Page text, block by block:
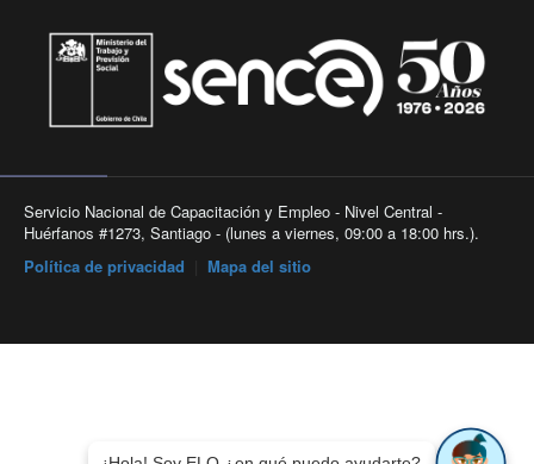
Servicio Nacional de Capacitación y Empleo - Nivel Central -
Huérfanos #1273, Santiago - (lunes a viernes, 09:00 a 18:00 hrs.).
Política de privacidad
Mapa del sitio